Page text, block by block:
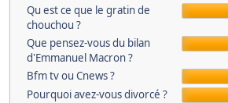
Qu est ce que le gratin de
chouchou ?
Que pensez-vous du bilan
d'Emmanuel Macron ?
Bfm tv ou Cnews ?
Pourquoi avez-vous divorcé ?